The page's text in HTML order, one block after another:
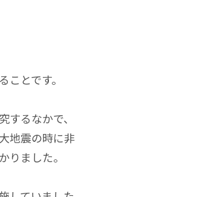
ことです。
るなかで、
地震の時に非
りました。